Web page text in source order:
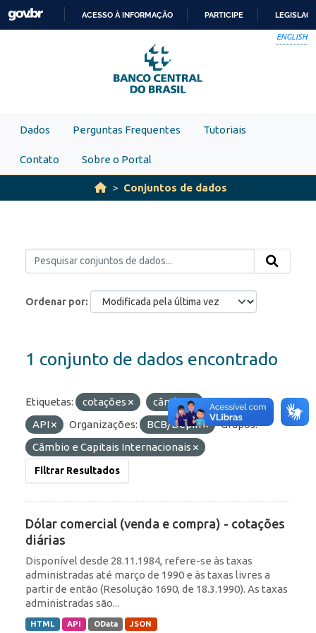
Skip to main content
PARA
O
CONTEÚDO
ACESSO À INFORMAÇÃO PARTICIPE
ENGLISH
Dados Perguntas Frequentes Tutoriais
Contato Sobre o Portal
Conjuntos de dados
Ordenar por
1 conjunto de dados encontrado
Etiquetas: cotações câmbio
Formatos:
API
Organizações: BCB/Depin
Grupos:
Câmbio e Capitais Internacionais
Filtrar Resultados
Dólar comercial (venda e compra) - cotações
diárias
Disponível desde 28.11.1984, refere-se às taxas
administradas até março de 1990 e às taxas livres a
partir de então (Resolução 1690, de 18.3.1990). As taxas
administradas são...
HTML API OData JSON